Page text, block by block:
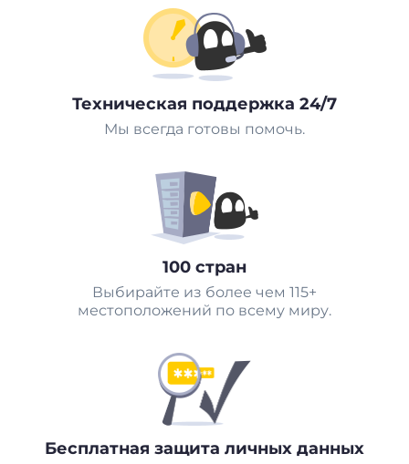
Техническая поддержка 24/7
Мы всегда готовы помочь.
100 стран
Выбирайте из более чем 115+
местоположений по всему миру.
Бесплатная защита личных данных